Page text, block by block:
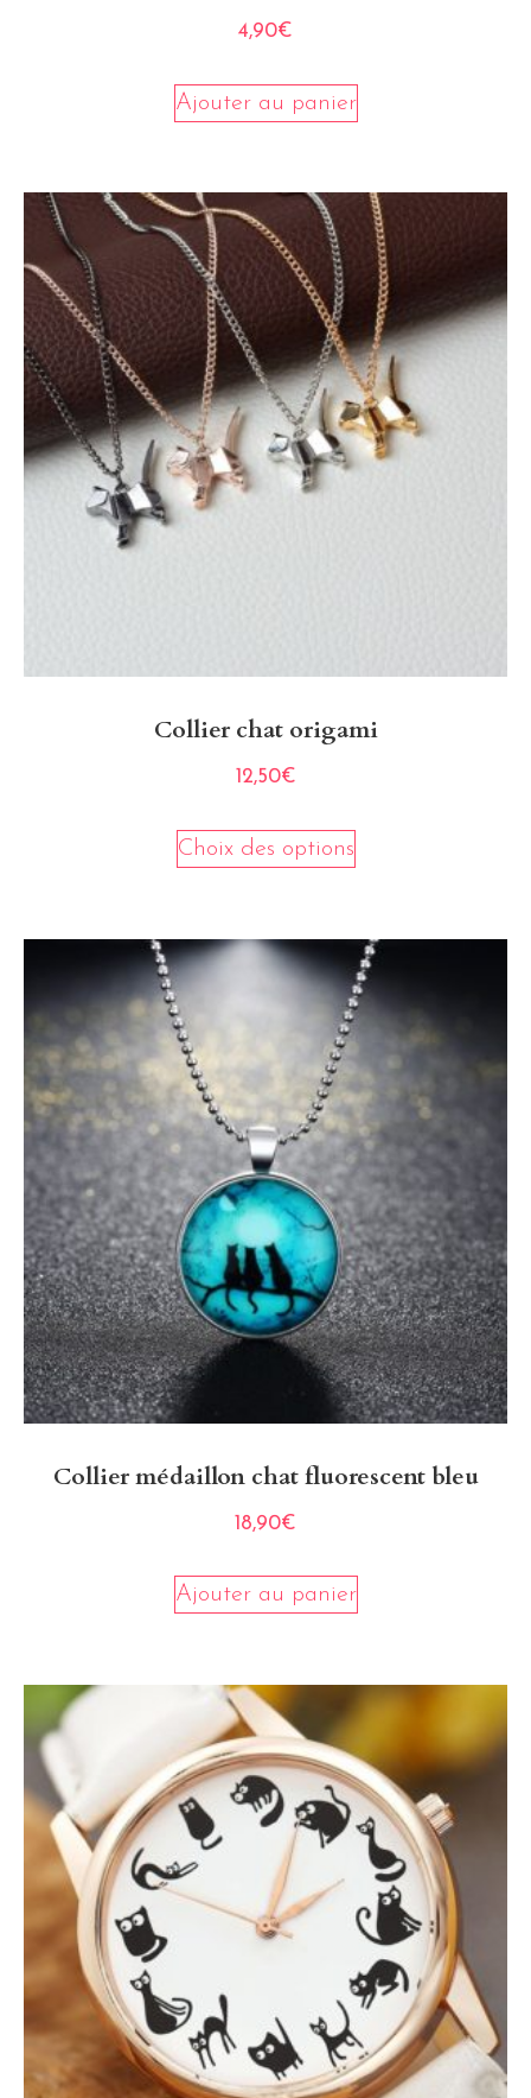
4,90€
Ajouter au panier
Collier chat origami
12,50€
Choix des options
Collier médaillon chat fluorescent bleu
18,90€
Ajouter au panier